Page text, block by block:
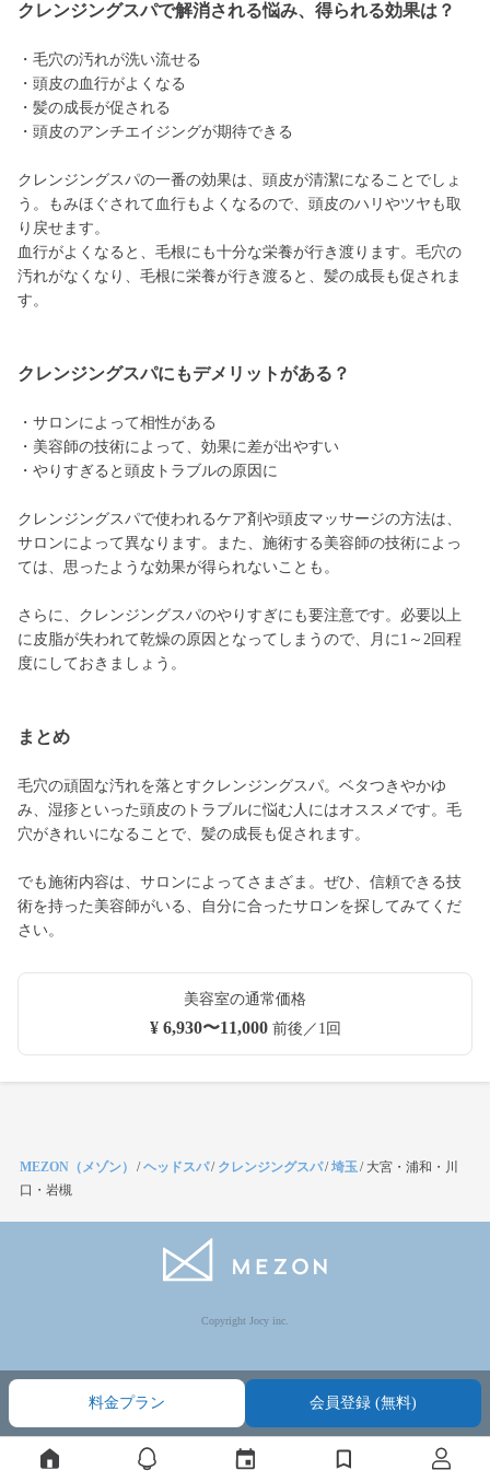
クレンジングスパで解消される悩み、得られる効果は？
・毛穴の汚れが洗い流せる
・頭皮の血行がよくなる
・髪の成長が促される
・頭皮のアンチエイジングが期待できる
クレンジングスパの一番の効果は、頭皮が清潔になることでしょ
う。もみほぐされて血行もよくなるので、頭皮のハリやツヤも取
り戻せます。
血行がよくなると、毛根にも十分な栄養が行き渡ります。毛穴の
汚れがなくなり、毛根に栄養が行き渡ると、髪の成長も促されま
す。
クレンジングスパにもデメリットがある？
・サロンによって相性がある
・美容師の技術によって、効果に差が出やすい
・やりすぎると頭皮トラブルの原因に
クレンジングスパで使われるケア剤や頭皮マッサージの方法は、
サロンによって異なります。また、施術する美容師の技術によっ
ては、思ったような効果が得られないことも。
さらに、クレンジングスパのやりすぎにも要注意です。必要以上
に皮脂が失われて乾燥の原因となってしまうので、月に1～2回程
度にしておきましょう。
まとめ
毛穴の頑固な汚れを落とすクレンジングスパ。ベタつきやかゆ
み、湿疹といった頭皮のトラブルに悩む人にはオススメです。毛
穴がきれいになることで、髪の成長も促されます。
でも施術内容は、サロンによってさまざま。ぜひ、信頼できる技
術を持った美容師がいる、自分に合ったサロンを探してみてくだ
さい。
美容室の通常価格
¥ 6,930〜11,000前後／1回
料金プラン 会員登録 (無料)
MEZON（メゾン） /ヘッドスパ/ クレンジングスパ/埼玉/ 大宮・浦和・川
口・岩槻
Copyright Jocy inc.